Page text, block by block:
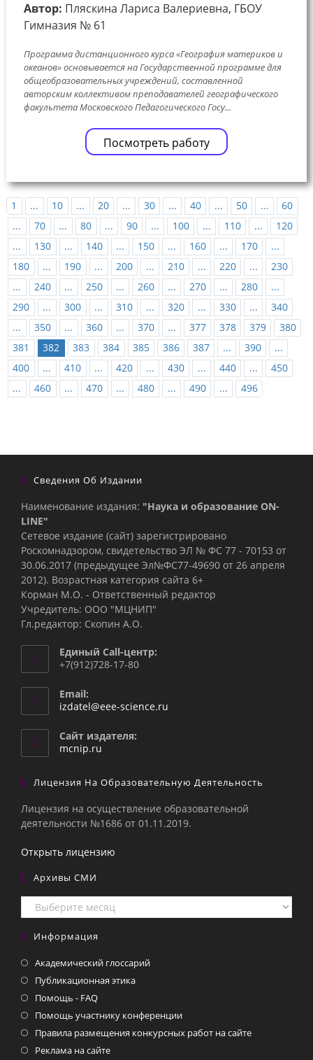
Автор: Пляскина Лариса Валериевна, ГБОУ
Гимназия № 61
Программа дистанционного курса «География материков и
океанов» основывается на Государственной программе для
общеобразовательных учреждений, составленной
авторским коллективом преподавателей географического
факультета Московского Педагогического Госу...
Посмотреть работу
1 ... 10 ... 20 ... 30 ... 40 ... 50 ...
60
...
70 ... 80 ... 90 ... 100 ... 110 ...
120
...
130 ... 140 ... 150 ... 160 ... 170
...
180
... 190 ... 200 ... 210 ... 220 ...
230
...
240 ... 250 ... 260 ... 270 ... 280
...
290
... 300 ... 310 ... 320 ... 330 ...
340
...
350 ... 360 ... 370 ... 377 378 379
380
381
382 383 384 385 386 387 ... 390
...
400
... 410 ... 420 ... 430 ... 440 ...
450
...
460 ... 470 ... 480 ... 490 ... 496
Сведения Об Издании
Наименование издания: "Наука и образование ON-
LINE"
Сетевое издание (сайт) зарегистрировано
Роскомнадзором, свидетельство ЭЛ № ФС 77 - 70153 от
30.06.2017 (предыдущее Эл№ФC77-49690 от 26 апреля
2012). Возрастная категория сайта 6+
Корман М.О. - Ответственный редактор
Учредитель: ООО "МЦНИП"
Гл.редактор: Скопин А.О.
Единый Call-центр:
+7(912)728-17-80
Email:
izdatel@eee-science.ru
Сайт издателя:
mcnip.ru
Лицензия На Образовательную Деятельность
Лицензия на осуществление образовательной
деятельности №1686 от 01.11.2019.
Открыть лицензию
Архивы СМИ
Архивы
СМИ
Информация
Академический глоссарий
Публикационная этика
Помощь - FAQ
Помощь участнику конференции
Правила размещения конкурсных работ на сайте
Реклама на сайте